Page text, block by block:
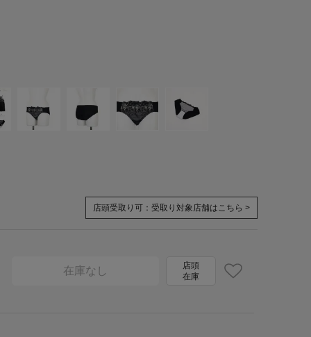
店頭受取り可： 受取り対象店舗はこちら >
在庫なし
店頭
在庫